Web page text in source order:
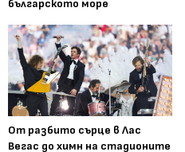
българското море
От разбито сърце в Лас
Вегас до химн на стадионите